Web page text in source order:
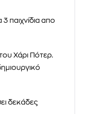
παιχνίδια απο
Χάρι Πότερ.
δεκάδες